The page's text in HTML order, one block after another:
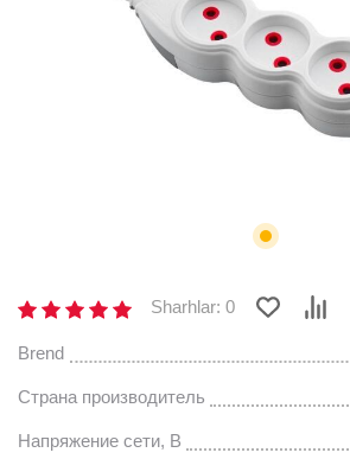
Sharhlar: 0
Brend
Страна производитель
Напряжение сети, В